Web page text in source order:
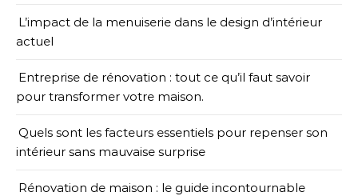
L’impact de la menuiserie dans le design d’intérieur
actuel
Entreprise de rénovation : tout ce qu’il faut savoir
pour transformer votre maison.
Quels sont les facteurs essentiels pour repenser son
intérieur sans mauvaise surprise
Rénovation de maison : le guide incontournable